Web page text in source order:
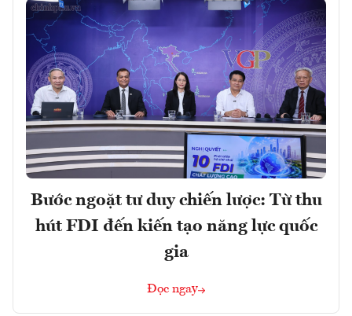
Bước ngoặt tư duy chiến lược: Từ thu
hút FDI đến kiến tạo năng lực quốc
gia
Đọc ngay